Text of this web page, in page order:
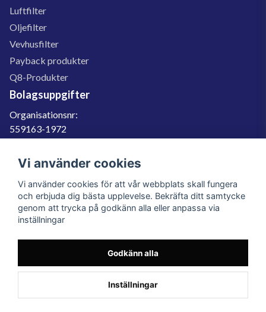
Luftfilter
Oljefilter
Vevhusfilter
Payback produkter
Q8-Produkter
Bolagsuppgifter
Organisationsnr:
559163-1972
SE559163197201
060-566 800
info@filter.se
559163-1972
© 2023 Filter.se, All rights reserved.
Vi använder cookies
Vi använder cookies för att vår webbplats skall fungera
och erbjuda dig bästa upplevelse. Bekräfta ditt samtycke
genom att trycka på godkänn alla eller anpassa via
inställningar
Godkänn alla
Inställningar